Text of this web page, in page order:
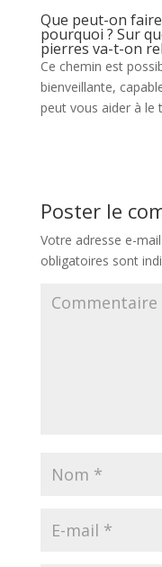
Que peut-on
pourquoi ? Sur
pierres va-t-on
Ce chemin est
bienveillante,
peut vous aider à le
Poster le
Votre adresse e-
obligatoires sont